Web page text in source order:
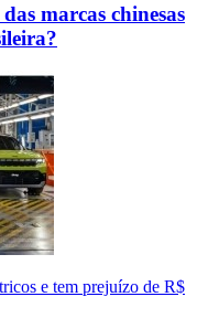
marcas chinesas
e tem prejuízo de R$